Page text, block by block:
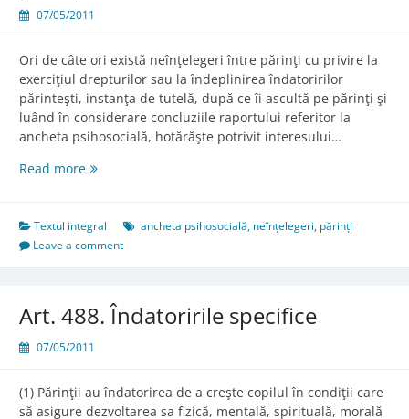
07/05/2011
Ori de câte ori există neînţelegeri între părinţi cu privire la
exerciţiul drepturilor sau la îndeplinirea îndatoririlor
părinteşti, instanţa de tutelă, după ce îi ascultă pe părinţi şi
luând în considerare concluziile raportului referitor la
ancheta psihosocială, hotărăşte potrivit interesului…
Read moreArt.
dintre
părinţi
Textul integral ancheta psihosocială, neînțelegeri, părinți
Leave a comment
Art. 488. Îndatoririle specifice
07/05/2011
(1) Părinţii au îndatorirea de a creşte copilul în condiţii care
să asigure dezvoltarea sa fizică, mentală, spirituală, morală